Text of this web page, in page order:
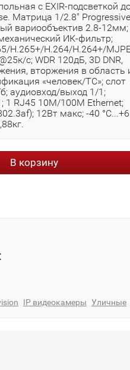
с EXIR-подсветкой
Матрица 1/2.8" Progressive
вариообъектив 2.8-12мм;
ИК-фильтр;
H.265+/H.264/H.264+/
с; WDR 120дБ, 3D DNR,
вторжения в область
«человек/ТС»; слот
аудиовход/выход 1/1;
RJ45 10M/100M Ethernet;
12Вт макс; -40
В корзину
IP видеокамеры Уличные